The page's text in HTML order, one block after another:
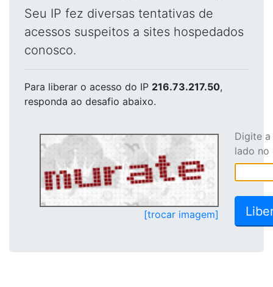
Seu IP fez diversas tentativas de
acessos suspeitos a sites hospedados
conosco.
Para liberar o acesso do IP 216.73.217.50,
responda ao desafio abaixo.
[trocar imagem]
Digite
lado no